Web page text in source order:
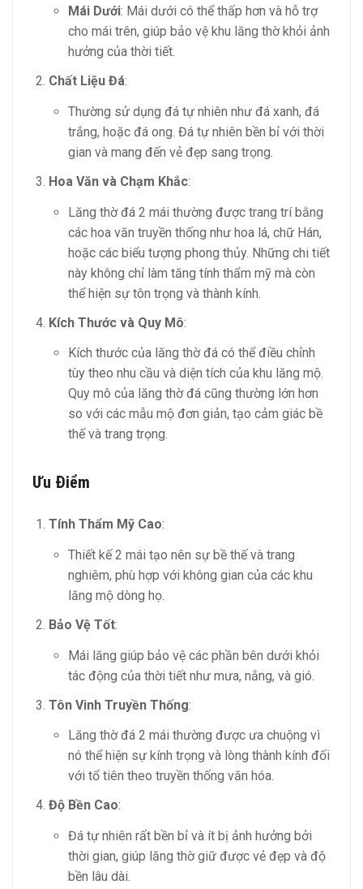
Mái Dưới: Mái dưới có thể thấp hơn và hỗ trợ
cho mái trên, giúp bảo vệ khu lăng thờ khỏi ảnh
hưởng của thời tiết.
Chất Liệu Đá:
Thường sử dụng đá tự nhiên như đá xanh, đá
trắng, hoặc đá ong. Đá tự nhiên bền bỉ với thời
gian và mang đến vẻ đẹp sang trọng.
Hoa Văn và Chạm Khắc:
Lăng thờ đá 2 mái thường được trang trí bằng
các hoa văn truyền thống như hoa lá, chữ Hán,
hoặc các biểu tượng phong thủy. Những chi tiết
này không chỉ làm tăng tính thẩm mỹ mà còn
thể hiện sự tôn trọng và thành kính.
Kích Thước và Quy Mô:
Kích thước của lăng thờ đá có thể điều chỉnh
tùy theo nhu cầu và diện tích của khu lăng mộ.
Quy mô của lăng thờ đá cũng thường lớn hơn
so với các mẫu mộ đơn giản, tạo cảm giác bề
thế và trang trọng.
Ưu Điểm
Tính Thẩm Mỹ Cao:
Thiết kế 2 mái tạo nên sự bề thế và trang
nghiêm, phù hợp với không gian của các khu
lăng mộ dòng họ.
Bảo Vệ Tốt:
Mái lăng giúp bảo vệ các phần bên dưới khỏi
tác động của thời tiết như mưa, nắng, và gió.
Tôn Vinh Truyền Thống:
Lăng thờ đá 2 mái thường được ưa chuộng vì
nó thể hiện sự kính trọng và lòng thành kính đối
với tổ tiên theo truyền thống văn hóa.
Độ Bền Cao:
Đá tự nhiên rất bền bỉ và ít bị ảnh hưởng bởi
thời gian, giúp lăng thờ giữ được vẻ đẹp và độ
bền lâu dài.